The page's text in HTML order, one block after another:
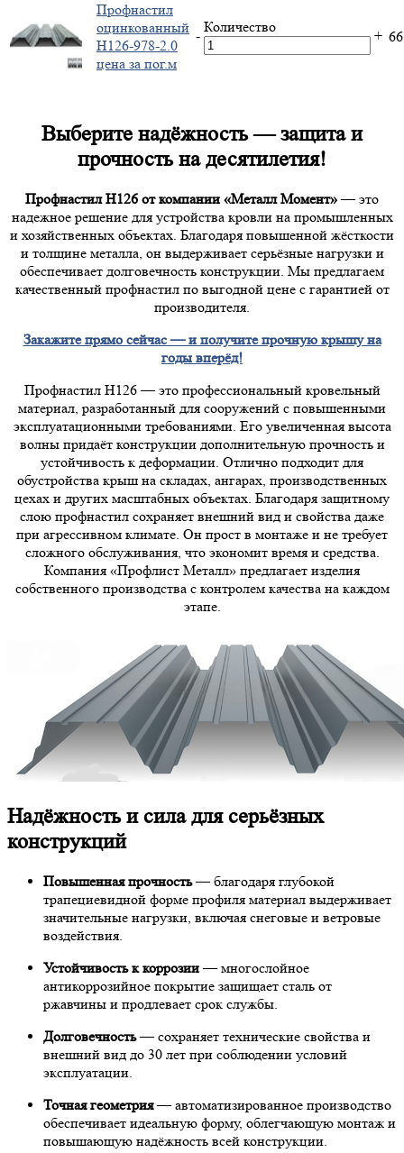
Профнастил
оцинкованный
Н126-978-2.0
цена за пог.м
-
Количество
+
Выберите надёжность — защита и
прочность на десятилетия!
Профнастил Н126 от компании «Металл Момент»— это
надежное решение для устройства кровли на промышленных
и хозяйственных объектах. Благодаря повышенной жёсткости
и толщине металла, он выдерживает серьёзные нагрузки и
обеспечивает долговечность конструкции. Мы предлагаем
качественный профнастил по выгодной цене с гарантией от
производителя.
Закажите прямо сейчас — и получите прочную крышу на
годы вперёд!
Профнастил Н126 — это профессиональный кровельный
материал, разработанный для сооружений с повышенными
эксплуатационными требованиями. Его увеличенная высота
волны придаёт конструкции дополнительную прочность и
устойчивость к деформации. Отлично подходит для
обустройства крыш на складах, ангарах, производственных
цехах и других масштабных объектах. Благодаря защитному
слою профнастил сохраняет внешний вид и свойства даже
при агрессивном климате. Он прост в монтаже и не требует
сложного обслуживания, что экономит время и средства.
Компания «Профлист Металл» предлагает изделия
собственного производства с контролем качества на каждом
этапе.
Надёжность и сила для серьёзных
конструкций
Повышенная прочность— благодаря глубокой
трапециевидной форме профиля материал выдерживает
значительные нагрузки, включая снеговые и ветровые
воздействия.
Устойчивость к коррозии— многослойное
антикоррозийное покрытие защищает сталь от
ржавчины и продлевает срок службы.
Долговечность— сохраняет технические свойства и
внешний вид до 30 лет при соблюдении условий
эксплуатации.
Точная геометрия— автоматизированное производство
обеспечивает идеальную форму, облегчающую монтаж и
повышающую надёжность всей конструкции.